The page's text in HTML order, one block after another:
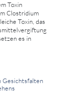
Toxin
Clostridium
Toxin, das
es in
Gesichtsfalten